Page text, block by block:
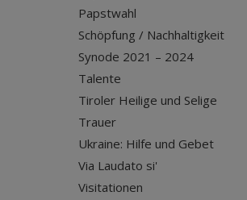
Papstwahl
Schöpfung / Nachhaltigkeit
Synode 2021 – 2024
Talente
Tiroler Heilige und Selige
Trauer
Ukraine: Hilfe und Gebet
Via Laudato si'
Visitationen